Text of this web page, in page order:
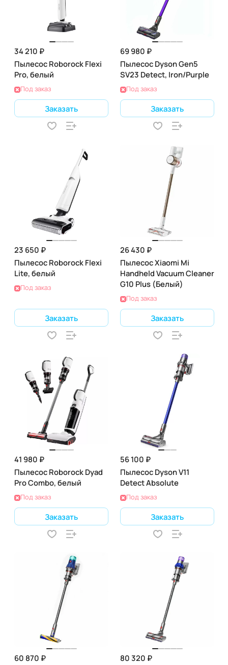
34 210 ₽
Пылесос Roborock Flexi
Pro, белый
Под заказ
Заказать
69 980 ₽
Пылесос Dyson Gen5
SV23 Detect, Iron/Purple
Под заказ
Заказать
23 650 ₽
Пылесос Roborock Flexi
Lite, белый
Под заказ
Заказать
26 430 ₽
Пылесос Xiaomi Mi
Handheld Vacuum Cleaner
G10 Plus (Белый)
Под заказ
Заказать
41 980 ₽
Пылесос Roborock Dyad
Pro Combo, белый
Под заказ
Заказать
56 100 ₽
Пылесос Dyson V11
Detect Absolute
Под заказ
Заказать
60 870 ₽
80 320 ₽